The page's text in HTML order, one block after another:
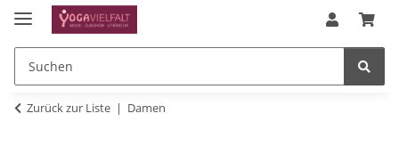
Zurück zur Liste Damen